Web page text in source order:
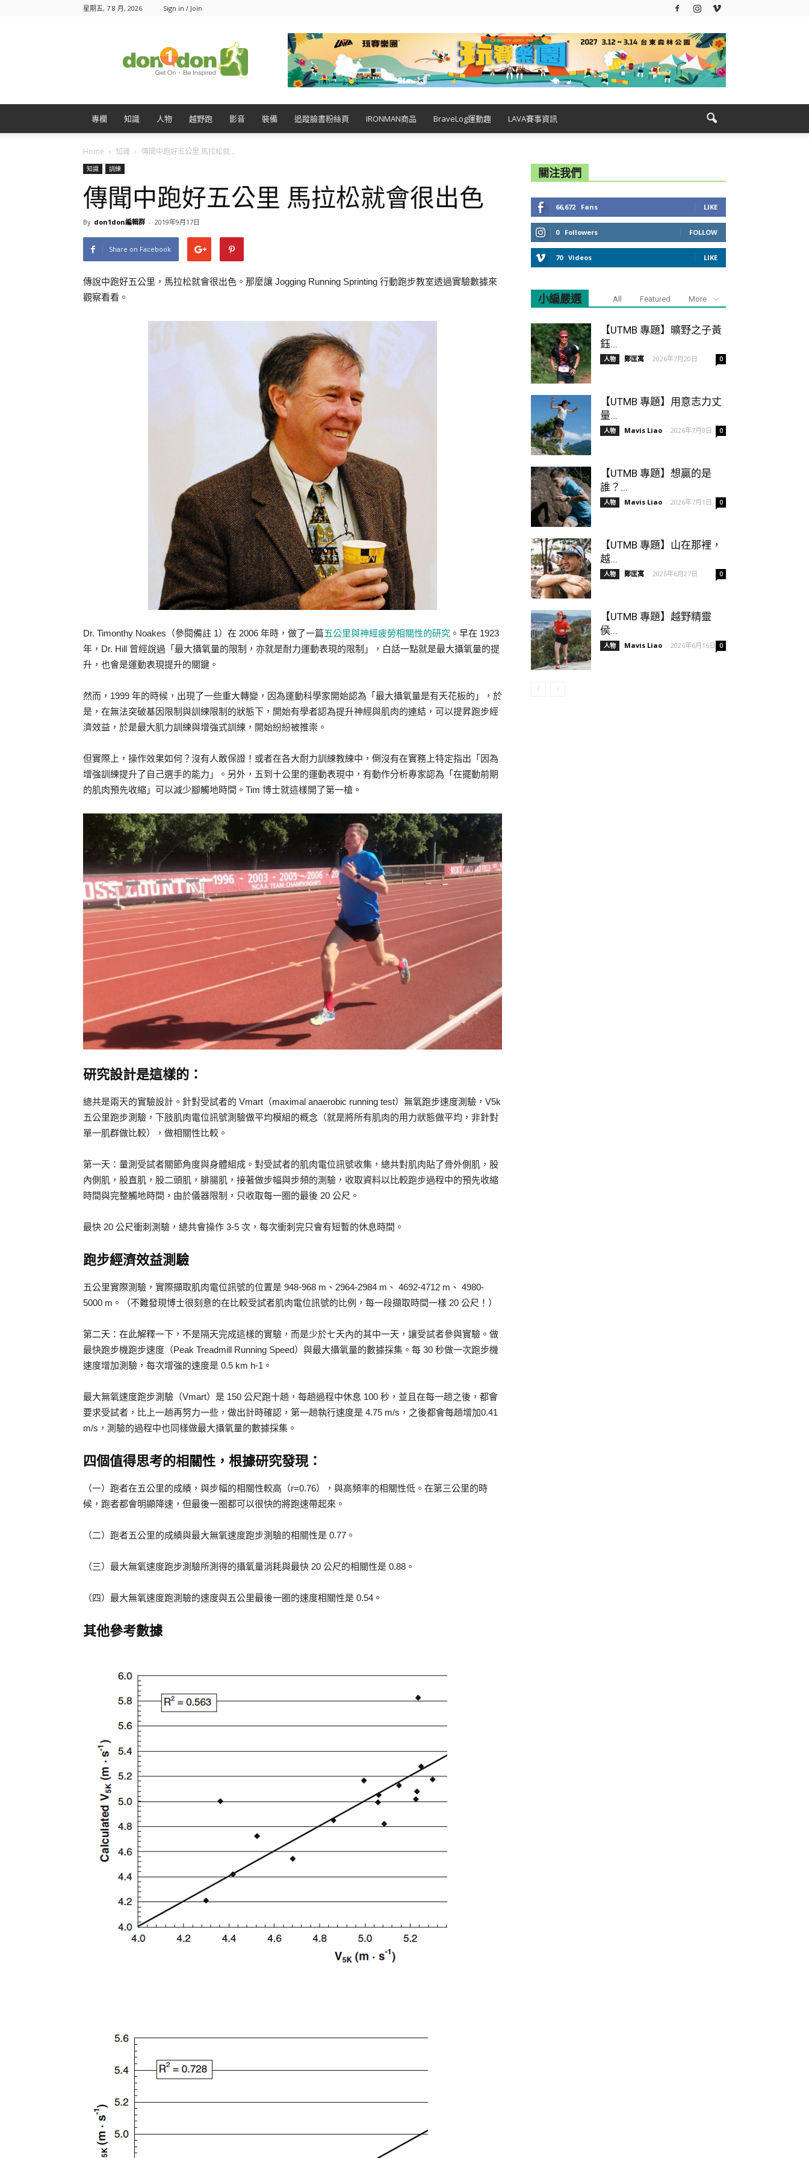
星期五, 7 8 月, 2026 Sign in / Join
專欄 知識 人物 越野跑 影音 裝備 追蹤臉書粉絲頁 IRONMAN商品 BraveLog運動趣 LAVA賽事資訊
Home 知識 傳聞中跑好五公里 馬拉松就...
知識 訓練
傳聞中跑好五公里 馬拉松就會很出色
By don1don編輯群 - 2019年9月17日
Share on Facebook
傳說中跑好五公里，馬拉松就會很出色。那麼讓 Jogging Running Sprinting 行動跑步教室透過實驗數據來
觀察看看。
Dr. Timonthy Noakes（參閱備註 1）在 2006 年時，做了一篇五公里與神經疲勞相關性的研究 。早在 1923
年，Dr. Hill 曾經說過「最大攝氧量的限制，亦就是耐力運動表現的限制」，白話一點就是最大攝氧量的提
升，也會是運動表現提升的關鍵。
然而，1999 年的時候，出現了一些重大轉變，因為運動科學家開始認為「最大攝氧量是有天花板的」，於
是，在無法突破基因限制與訓練限制的狀態下，開始有學者認為提升神經與肌肉的連結，可以提昇跑步經
濟效益，於是最大肌力訓練與增強式訓練，開始紛紛被推崇。
但實際上，操作效果如何？沒有人敢保證！或者在各大耐力訓練教練中，倒沒有在實務上特定指出「因為
增強訓練提升了自己選手的能力」。另外，五到十公里的運動表現中，有動作分析專家認為「在擺動前期
的肌肉預先收縮」可以減少腳觸地時間。Tim 博士就這樣開了第一槍。
研究設計是這樣的：
總共是兩天的實驗設計。針對受試者的 Vmart（maximal anaerobic running test）無氧跑步速度測驗，V5k
五公里跑步測驗，下肢肌肉電位訊號測驗做平均模組的概念（就是將所有肌肉的用力狀態做平均，非針對
單一肌群做比較），做相關性比較。
第一天：量測受試者關節角度與身體組成。對受試者的肌肉電位訊號收集，總共對肌肉貼了骨外側肌，股
內側肌，股直肌，股二頭肌，腓腸肌，接著做步幅與步頻的測驗，收取資料以比較跑步過程中的預先收縮
時間與完整觸地時間，由於儀器限制，只收取每一圈的最後 20 公尺。
最快 20 公尺衝刺測驗，總共會操作 3-5 次，每次衝刺完只會有短暫的休息時間。
跑步經濟效益測驗
五公里實際測驗，實際擷取肌肉電位訊號的位置是 948-968 m、2964-2984 m、 4692-4712 m、 4980-
5000 m。（不難發現博士很刻意的在比較受試者肌肉電位訊號的比例，每一段擷取時間一樣 20 公尺！）
第二天：在此解釋一下，不是隔天完成這樣的實驗，而是少於七天內的其中一天，讓受試者參與實驗。做
最快跑步機跑步速度（Peak Treadmill Running Speed）與最大攝氧量的數據採集。每 30 秒做一次跑步機
速度增加測驗，每次增強的速度是 0.5 km h-1。
最大無氧速度跑步測驗（Vmart）是 150 公尺跑十趟，每趟過程中休息 100 秒，並且在每一趟之後，都會
要求受試者，比上一趟再努力一些，做出計時確認，第一趟執行速度是 4.75 m/s，之後都會每趟增加0.41
m/s，測驗的過程中也同樣做最大攝氧量的數據採集。
四個值得思考的相關性，根據研究發現：
（一）跑者在五公里的成績，與步幅的相關性較高（r=0.76），與高頻率的相關性低。在第三公里的時
候，跑者都會明顯降速，但最後一圈都可以很快的將跑速帶起來。
（二）跑者五公里的成績與最大無氧速度跑步測驗的相關性是 0.77。
（三）最大無氧速度跑步測驗所測得的攝氧量消耗與最快 20 公尺的相關性是 0.88。
（四）最大無氧速度跑測驗的速度與五公里最後一圈的速度相關性是 0.54。
其他參考數據
關注我們
66,672 Fans LIKE
0 Followers FOLLOW
70 Videos LIKE
小編嚴選 All Featured More
【UTMB 專題】曠野之子黃
鈺...
人物 鄭匡寓 - 2026年7月20日 0
【UTMB 專題】用意志力丈
量...
人物 Mavis Liao - 2026年7月9日 0
【UTMB 專題】想贏的是
誰？...
人物 Mavis Liao - 2026年7月1日 0
【UTMB 專題】山在那裡，
越...
人物 鄭匡寓 - 2026年6月27日 0
【UTMB 專題】越野精靈
侯...
人物 Mavis Liao - 2026年6月16日 0